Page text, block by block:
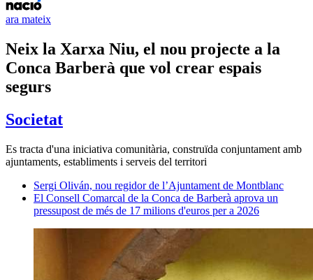
ara mateix
Neix la Xarxa Niu, el nou projecte a la
Conca Barberà que vol crear espais
segurs
Societat
Es tracta d'una iniciativa comunitària, construïda conjuntament amb
ajuntaments, establiments i serveis del territori
Sergi Oliván, nou regidor de l’Ajuntament de Montblanc
El Consell Comarcal de la Conca de Barberà aprova un
pressupost de més de 17 milions d'euros per a 2026